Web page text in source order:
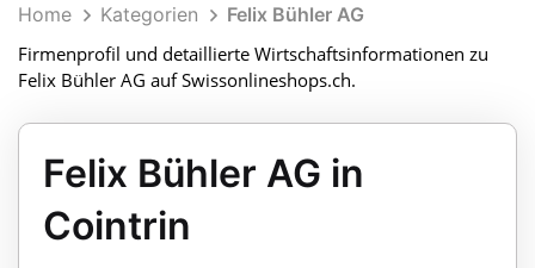
Home Kategorien
Felix Bühler AG
Firmenprofil und detaillierte Wirtschaftsinformationen zu
Felix Bühler AG auf Swissonlineshops.ch.
Felix Bühler AG in
Cointrin